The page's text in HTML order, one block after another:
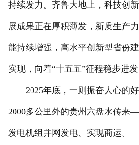
持续发力。齐鲁大地上，科技创
展成果正在厚积薄发，新质生产
能持续增强，高水平创新型省份
实现，向着“十五五”征程稳步进发
2025年底，一则振奋人心的好
2000多公里外的贵州六盘水传来
发电机组并网发电、实现商运。